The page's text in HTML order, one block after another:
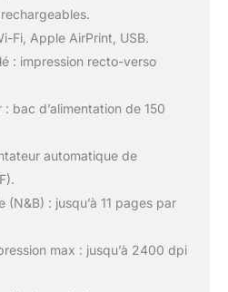
Fi, Apple AirPrint, USB.
: impression recto-verso
bac d’alimentation de 150
automatique de
(N&B) : jusqu’à 11 pages par
max : jusqu’à 2400 dpi